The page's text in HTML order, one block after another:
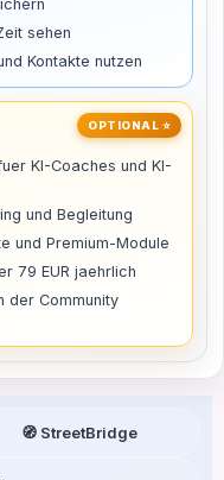
sehen
Kontakte nutzen
OPTIONAL ⭐
KI-Coaches und KI-
und Begleitung
und Premium-Module
79 EUR jaehrlich
der Community
🧭 StreetBridge